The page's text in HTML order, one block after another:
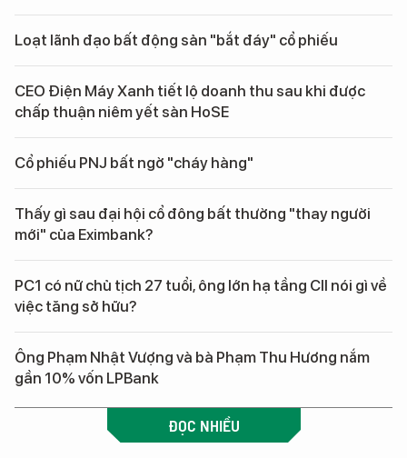
Loạt lãnh đạo bất động sản "bắt đáy" cổ phiếu
CEO Điện Máy Xanh tiết lộ doanh thu sau khi được
chấp thuận niêm yết sàn HoSE
Cổ phiếu PNJ bất ngờ "cháy hàng"
Thấy gì sau đại hội cổ đông bất thường "thay người
mới" của Eximbank?
PC1 có nữ chủ tịch 27 tuổi, ông lớn hạ tầng CII nói gì về
việc tăng sở hữu?
Ông Phạm Nhật Vượng và bà Phạm Thu Hương nắm
gần 10% vốn LPBank
ĐỌC NHIỀU